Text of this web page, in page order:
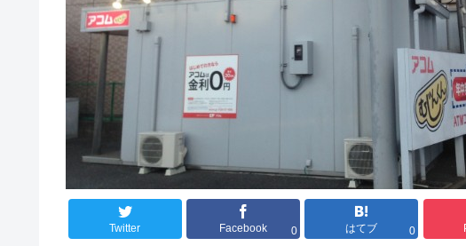
Twitter Facebook 0 はてブ 0